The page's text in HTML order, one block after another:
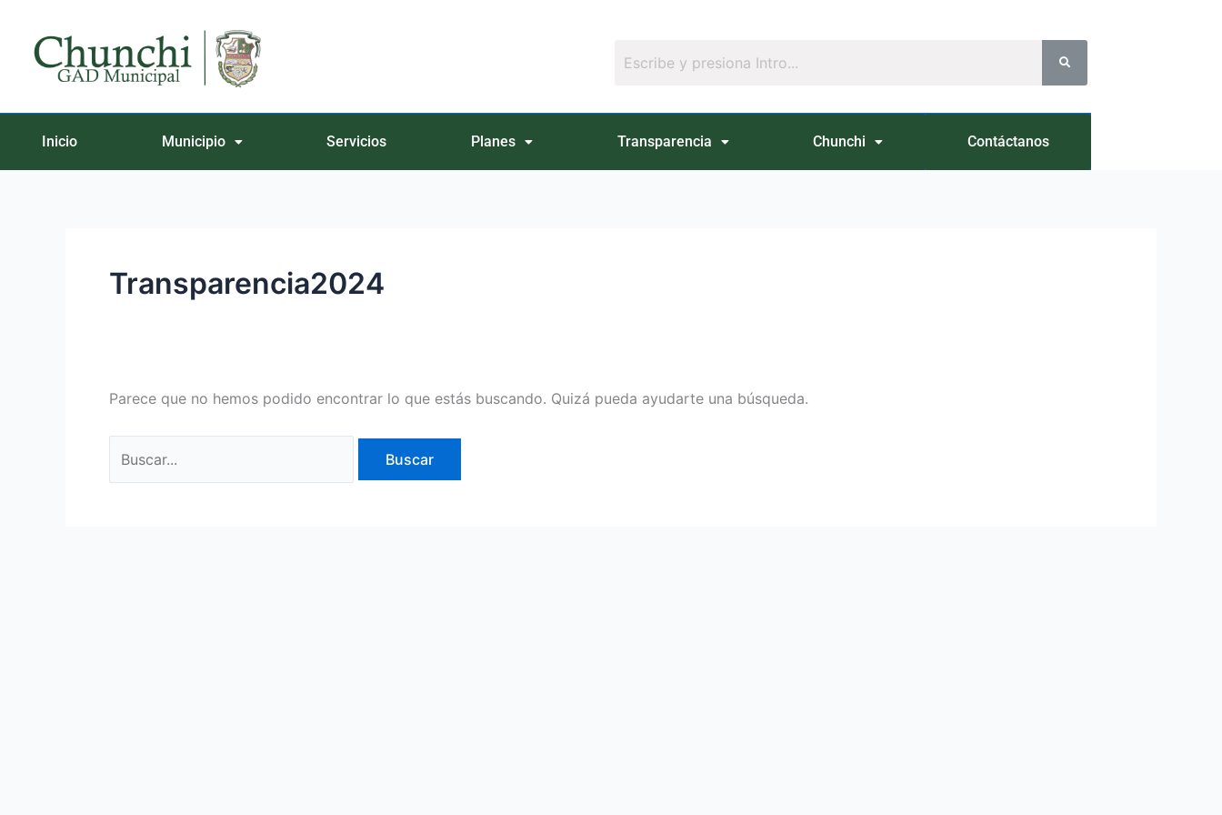
contenido
Inicio Municipio Servicios Planes Transparencia Chunchi Contáctanos
Transparencia2024
Parece que no hemos podido encontrar lo que estás buscando. Quizá pueda ayudarte una búsqueda.